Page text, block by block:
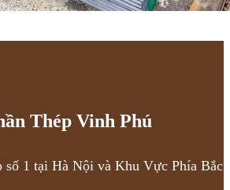
Thép Vinh Phú
số 1 tại Hà Nội và Khu Vực Phía Bắc